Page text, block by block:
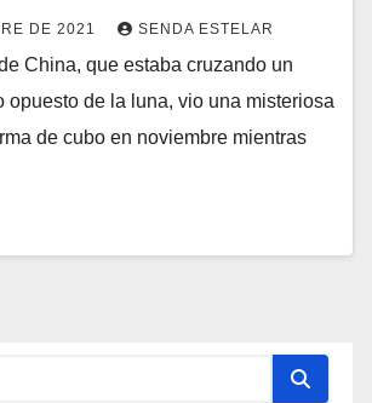
DE 2021 SENDA ESTELAR
China, que estaba cruzando un
opuesto de la luna, vio una misteriosa
de cubo en noviembre mientras